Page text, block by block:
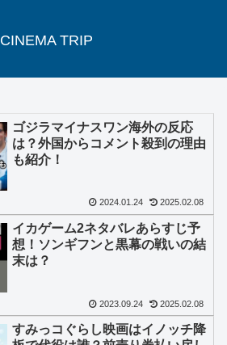
CINEMA TRIP
ゴジラマイナスワン海外の反応
は？外国からコメント殺到の理由
も紹介！
2024.01.24 2025.02.08
イカゲーム2ネタバレあらすじ予
想！ソンギフンと黒幕の戦いの結
末は？
2023.09.24 2025.02.08
すみっコぐらし映画はイノッチ降